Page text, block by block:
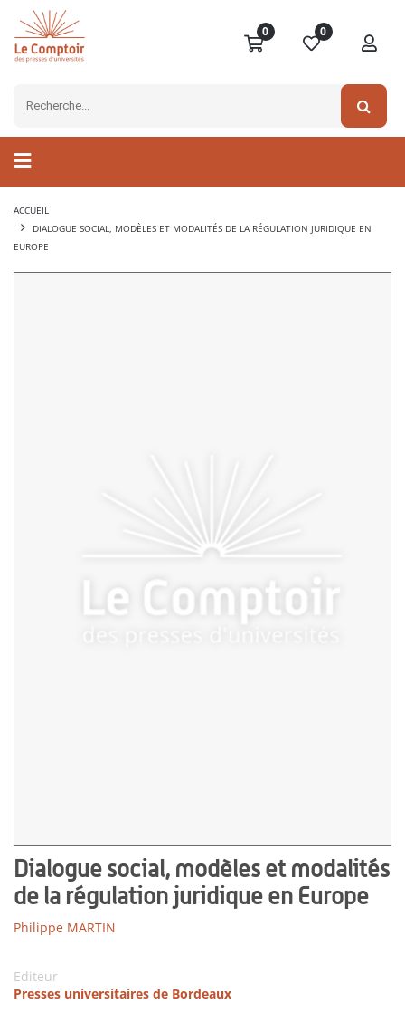
0 0
ACCUEIL
DIALOGUE SOCIAL, MODÈLES ET MODALITÉS DE LA RÉGULATION JURIDIQUE EN
EUROPE
Dialogue social, modèles et modalités
de la régulation juridique en Europe
Philippe MARTIN
Editeur
Presses universitaires de Bordeaux